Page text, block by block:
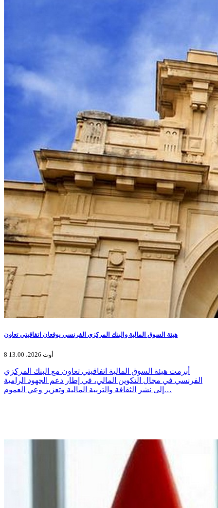
هيئة السوق المالية والبنك المركزي الفرنسي يوقعان اتفاقيتي تعاون
8 أوت 2026، 13:00
أبرمت هيئة السوق المالية اتفاقيتي تعاون مع البنك المركزي
الفرنسي في مجال التكوين المالي، في إطار دعم الجهود الرامية
إلى نشر الثقافة والتربية المالية وتعزيز وعي العموم…